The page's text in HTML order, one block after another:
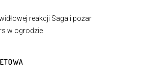
reakcji Saga i pożar
w ogrodzie